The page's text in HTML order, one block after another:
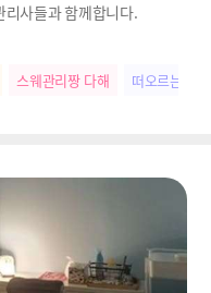
사들과 함께합니다.
스웨관리짱 다해 떠오르는별